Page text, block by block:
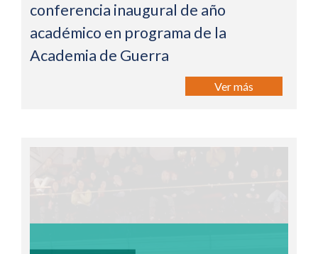
conferencia inaugural de año
académico en programa de la
Academia de Guerra
Ver más